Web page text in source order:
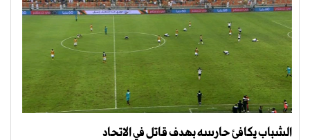
الشباب يكافئ حارسه بهدف قاتل في الاتحاد